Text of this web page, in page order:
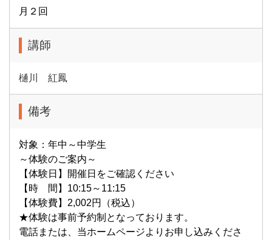
月２回
講師
樋川 紅鳳
備考
対象：年中～中学生
～体験のご案内～
【体験日】開催日をご確認ください
【時 間】10:15～11:15
【体験費】2,002円（税込）
★体験は事前予約制となっております。
電話または、当ホームページよりお申し込みくださ